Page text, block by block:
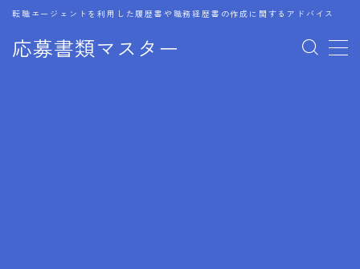
応募書類マスター
転職エージェントを利用した履歴書や職務経歴書の作成に関するアドバイス
MENU